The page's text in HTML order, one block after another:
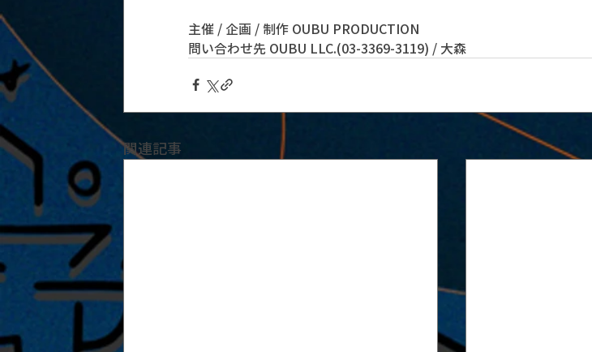
主催 / 企画 / 制作 OUBU PRODUCTION
問い合わせ先 OUBU LLC.(03-3369-3119) / 大森
関連記事